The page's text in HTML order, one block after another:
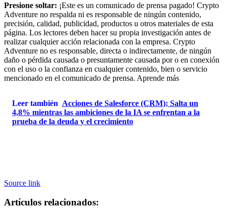
Presione soltar: ¡Este es un comunicado de prensa pagado! Crypto
Adventure no respalda ni es responsable de ningún contenido,
precisión, calidad, publicidad, productos u otros materiales de esta
página. Los lectores deben hacer su propia investigación antes de
realizar cualquier acción relacionada con la empresa. Crypto
Adventure no es responsable, directa o indirectamente, de ningún
daño o pérdida causada o presuntamente causada por o en conexión
con el uso o la confianza en cualquier contenido, bien o servicio
mencionado en el comunicado de prensa. Aprende más
Leer también Acciones de Salesforce (CRM); Salta un
4,8% mientras las ambiciones de la IA se enfrentan a la
prueba de la deuda y el crecimiento
Source link
Artículos relacionados: